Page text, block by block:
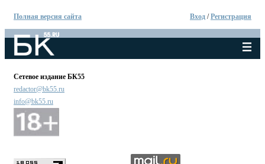
Полная версия сайта Вход /Регистрация
Сетевое издание БК55
redactor@bk55.ru
info@bk55.ru